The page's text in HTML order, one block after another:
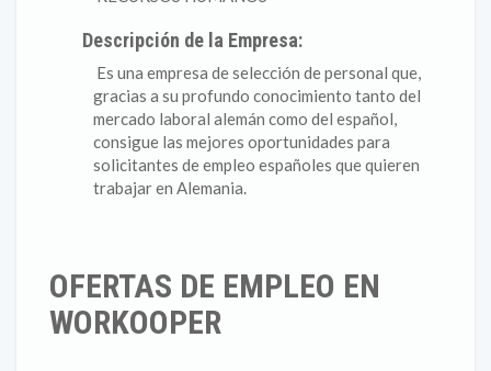
Descripción de la Empresa:
Es una empresa de selección de personal que,
gracias a su profundo conocimiento tanto del
mercado laboral alemán como del español,
consigue las mejores oportunidades para
solicitantes de empleo españoles que quieren
trabajar en Alemania.
OFERTAS DE EMPLEO EN
WORKOOPER